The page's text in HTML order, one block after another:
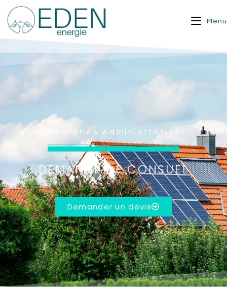
Menu
Démarches Administratives
DEMANDE DE CONSUEL
Demander un devis